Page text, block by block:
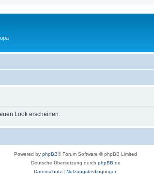
Look erscheinen.
Powered by phpBB® Forum Software © phpBB Limited
Deutsche Übersetzung durch phpBB.de
Datenschutz| Nutzungsbedingungen